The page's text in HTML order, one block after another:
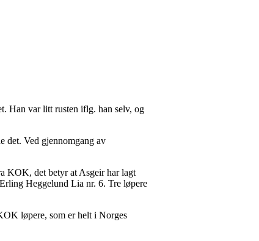
Han var litt rusten iflg. han selv, og
det. Ved gjennomgang av
KOK, det betyr at Asgeir har lagt
Heggelund Lia nr. 6. Tre løpere
løpere, som er helt i Norges